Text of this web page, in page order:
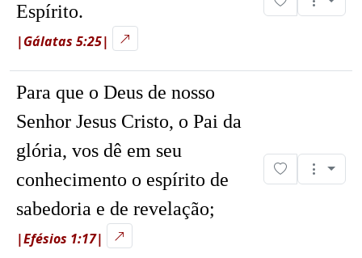
Espírito.
|Gálatas 5:25|
Para que o Deus de nosso
Senhor Jesus Cristo, o Pai da
glória, vos dê em seu
conhecimento o espírito de
sabedoria e de revelação;
|Efésios 1:17|